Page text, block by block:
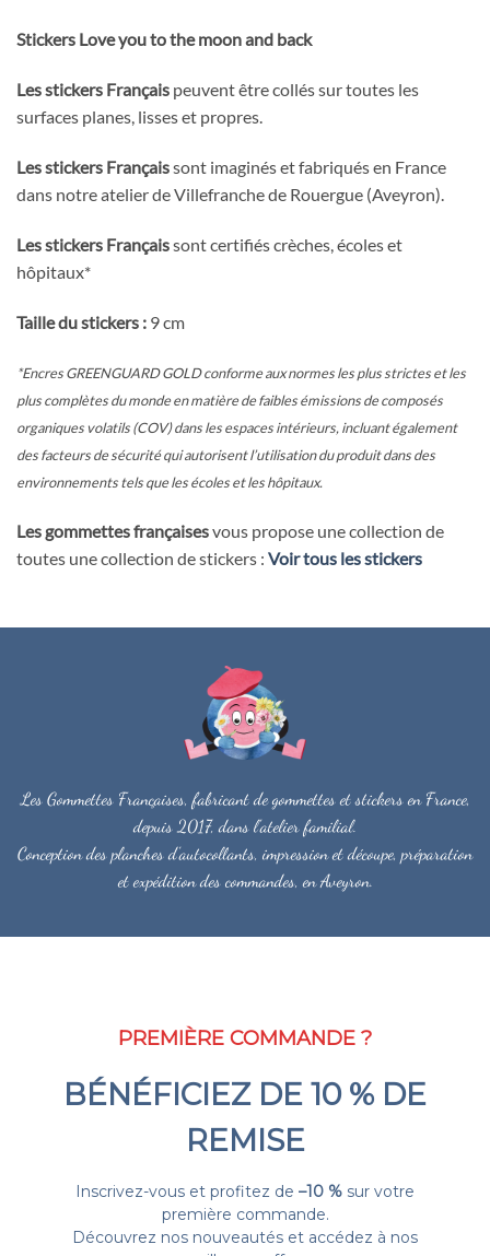
Stickers Love you to the moon and back
Les stickers Français peuvent être collés sur toutes les
surfaces planes, lisses et propres.
Les stickers Françaissont imaginés et fabriqués en France
dans notre atelier de Villefranche de Rouergue (Aveyron).
Les stickers Françaissont certifiés crèches, écoles et
hôpitaux*
Taille du stickers : 9 cm
*Encres GREENGUARD GOLD conforme aux normes les plus strictes et les
plus complètes du monde en matière de faibles émissions de composés
organiques volatils (COV) dans les espaces intérieurs, incluant également
des facteurs de sécurité qui autorisent l’utilisation du produit dans des
environnements tels que les écoles et les hôpitaux.
Les gommettes françaisesvous propose une collection de
toutes une collection de stickers : Voir tous les stickers
Les Gommettes Françaises, fabricant de gommettes et stickers en France,
depuis 2017, dans l'atelier familial.
Conception des planches d'autocollants, impression et découpe, préparation
et expédition des commandes, en Aveyron.